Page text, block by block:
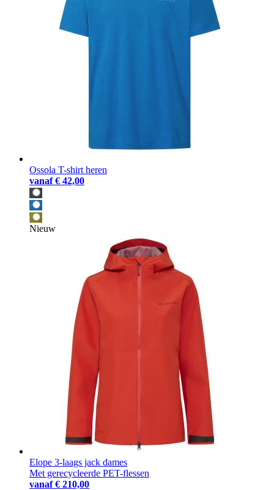
Ossola T-shirt heren
vanaf € 42,00
Nieuw
Elope 3-laags jack dames
Met gerecycleerde PET-flessen
vanaf € 210,00